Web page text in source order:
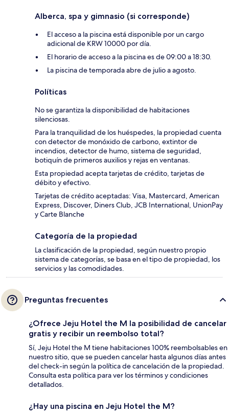
Alberca, spa y gimnasio (si corresponde)
El acceso a la piscina está disponible por un cargo
adicional de KRW 10000 por día.
El horario de acceso a la piscina es de 09:00 a 18:30.
La piscina de temporada abre de julio a agosto.
Políticas
No se garantiza la disponibilidad de habitaciones
silenciosas.
Para la tranquilidad de los huéspedes, la propiedad cuenta
con detector de monóxido de carbono, extintor de
incendios, detector de humo, sistema de seguridad,
botiquín de primeros auxilios y rejas en ventanas.
Esta propiedad acepta tarjetas de crédito, tarjetas de
débito y efectivo.
Tarjetas de crédito aceptadas: Visa, Mastercard, American
Express, Discover, Diners Club, JCB International, UnionPay
y Carte Blanche
Categoría de la propiedad
La clasificación de la propiedad, según nuestro propio
sistema de categorías, se basa en el tipo de propiedad, los
servicios y las comodidades.
Preguntas frecuentes
¿Ofrece Jeju Hotel the M la posibilidad de cancelar
gratis y recibir un reembolso total?
Sí, Jeju Hotel the M tiene habitaciones 100% reembolsables en
nuestro sitio, que se pueden cancelar hasta algunos días antes
del check-in según la política de cancelación de la propiedad.
Consulta esta política para ver los términos y condiciones
detallados.
¿Hay una piscina en Jeju Hotel the M?